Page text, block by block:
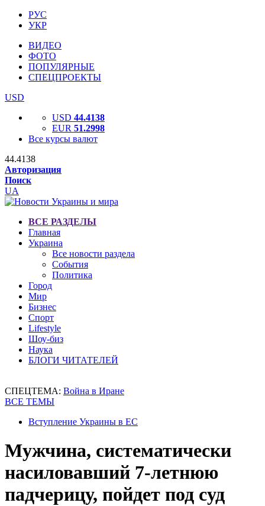
РУС
УКР
ВИДЕО
ФОТО
ПОПУЛЯРНЫЕ
СПЕЦПРОЕКТЫ
USD
USD 44.4138
EUR 51.2998
Все курсы валют
44.4138
Авторизация
Поиск
UA
ВСЕ РАЗДЕЛЫ
Главная
Украина
Все новости раздела
События
Политика
Город
Мир
Бизнес
Спорт
Lifestyle
Шоу-биз
Наука
БЛОГИ ЧИТАТЕЛЕЙ
СПЕЦТЕМА: Война в Иране
ВСЕ ТЕМЫ
Вступление Украины в ЕС
Мужчина, систематически
насиловавший 7-летнюю
падчерицу, пойдет под суд